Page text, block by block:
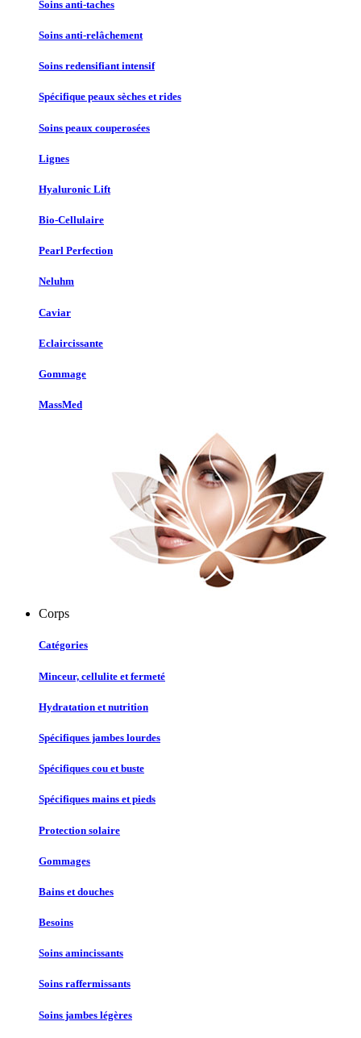
Soins anti-taches
Soins anti-relâchement
Soins redensifiant intensif
Spécifique peaux sèches et rides
Soins peaux couperosées
Lignes
Hyaluronic Lift
Bio-Cellulaire
Pearl Perfection
Neluhm
Caviar
Eclaircissante
Gommage
MassMed
Corps
Catégories
Minceur, cellulite et fermeté
Hydratation et nutrition
Spécifiques jambes lourdes
Spécifiques cou et buste
Spécifiques mains et pieds
Protection solaire
Gommages
Bains et douches
Besoins
Soins amincissants
Soins raffermissants
Soins jambes légères